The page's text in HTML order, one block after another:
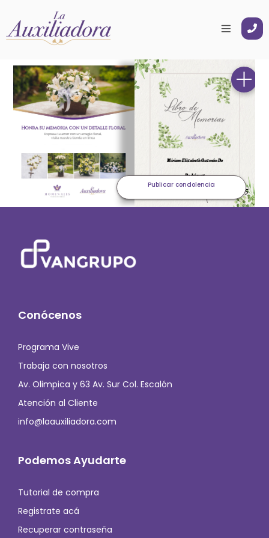
Conócenos
Programa Vive
Trabaja con nosotros
Av. Olimpica y 63 Av. Sur Col. Escalón
Atención al Cliente
info@laauxiliadora.com
Podemos Ayudarte
Tutorial de compra
Registrate acá
Recuperar contraseña